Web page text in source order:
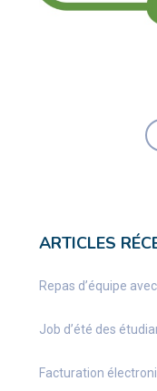
ARTICLES
Repas d’équipe
Job d’été des
Facturation